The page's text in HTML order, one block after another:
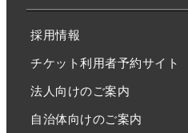
採用情報
チケット利用者予約サイト
法人向けのご案内
自治体向けのご案内